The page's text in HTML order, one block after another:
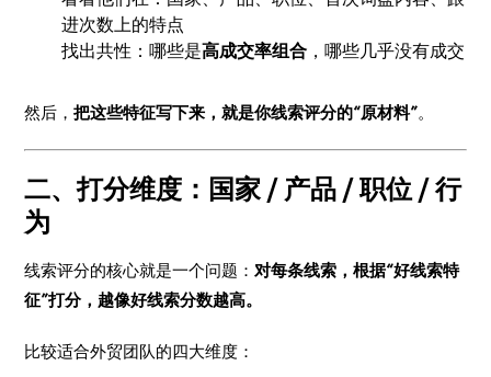
进次数上的特点
找出共性：哪些是高成交率组合 ，哪些几乎没有成交
然后，把这些特征写下来，就是你线索评分的“原材料”。
二、打分维度：国家 / 产品 / 职位 / 行
为
线索评分的核心就是一个问题： 对每条线索，根据“好线索特
征”打分，越像好线索分数越高。
比较适合外贸团队的四大维度：